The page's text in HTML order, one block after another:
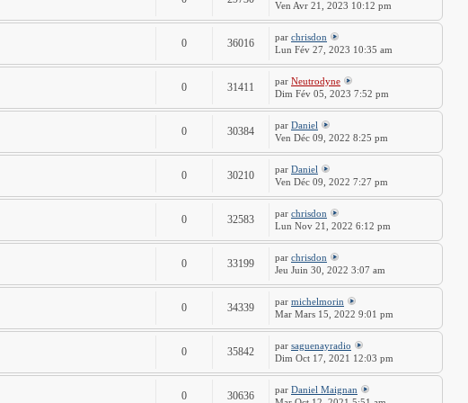
Ven Avr 21, 2023 10:12 pm
0 36016 par chrisdon
Lun Fév 27, 2023 10:35 am
0 31411 par Neutrodyne
Dim Fév 05, 2023 7:52 pm
0 30384 par Daniel
Ven Déc 09, 2022 8:25 pm
0 30210 par Daniel
Ven Déc 09, 2022 7:27 pm
0 32583 par chrisdon
Lun Nov 21, 2022 6:12 pm
0 33199 par chrisdon
Jeu Juin 30, 2022 3:07 am
0 34339 par michelmorin
Mar Mars 15, 2022 9:01 pm
0 35842 par saguenayradio
Dim Oct 17, 2021 12:03 pm
0 30636 par Daniel Maignan